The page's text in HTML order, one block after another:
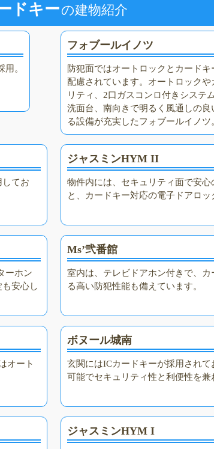
ドキーの建物紹介
。
フォブールイノツ
防犯面ではオートロックとカード
配慮されています。オートロック
リティ、2口ガスコンロ付きシステ
洗面台、南向きで明るく風通しの
る設備が充実したフォブールイノツ
てお
ジャスミンHYM II
物件内には、セキュリティ面で安
と、カードキー対応の電子ドアロッ
ーホン
安心し
Ms’弐番館
室内は、テレビドアホン付きで、
る高い防犯性能も備えています。
オート
ボヌール城南
玄関にはICカードキーが採用され
可能でセキュリティ性と利便性を兼
ジャスミンHYM I